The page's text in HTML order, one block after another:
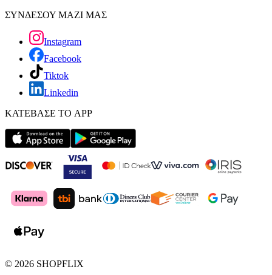
ΣΥΝΔΕΣΟΥ ΜΑΖΙ ΜΑΣ
Instagram
Facebook
Tiktok
Linkedin
ΚΑΤΕΒΑΣΕ ΤΟ APP
© 2026 SHOPFLIX